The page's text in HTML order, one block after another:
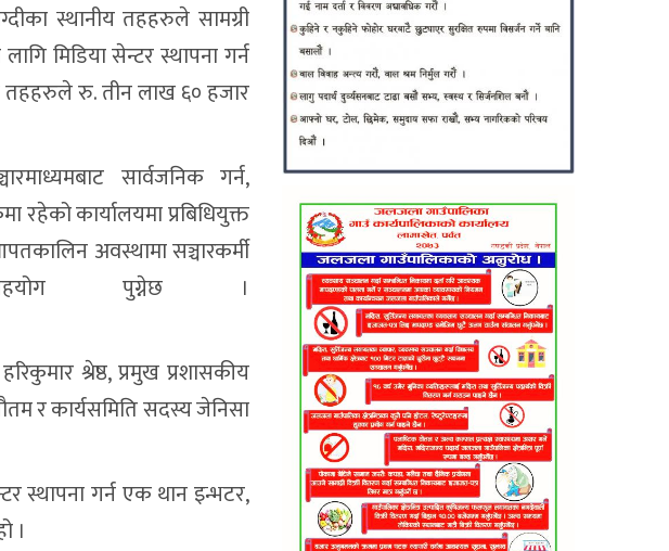
स्थानीय तहहरुले सामग्री
मिडिया सेन्टर स्थापना गर्न
तहहरुले रु. तीन लाख ६० हजार
सार्वजनिक गर्न,
रहेको कार्यालयमा प्रबिधियुक्त
अवस्थामा सञ्चारकर्मी
पुग्नेछ ।
श्रेष्ठ, प्रमुख प्रशासकीय
र कार्यसमिति सदस्य जेनिसा
स्थापना गर्न एक थान इन्भटर,
।